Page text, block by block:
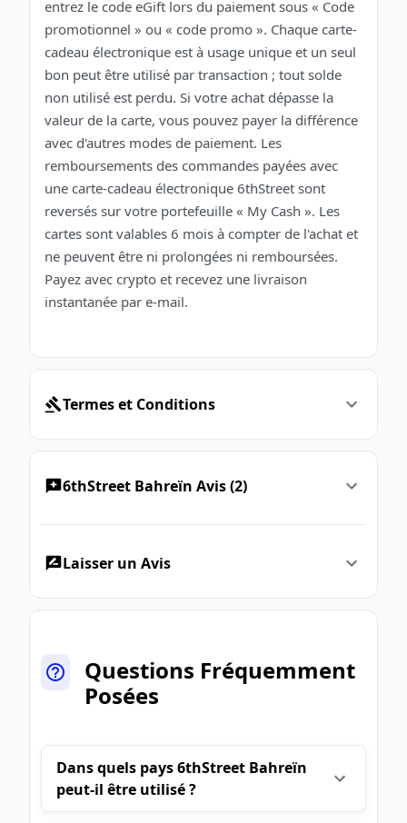
entrez le code eGift lors du paiement sous « Code
promotionnel » ou « code promo ». Chaque carte-
cadeau électronique est à usage unique et un seul
bon peut être utilisé par transaction ; tout solde
non utilisé est perdu. Si votre achat dépasse la
valeur de la carte, vous pouvez payer la différence
avec d'autres modes de paiement. Les
remboursements des commandes payées avec
une carte-cadeau électronique 6thStreet sont
reversés sur votre portefeuille « My Cash ». Les
cartes sont valables 6 mois à compter de l'achat et
ne peuvent être ni prolongées ni remboursées.
Payez avec crypto et recevez une livraison
instantanée par e-mail.
Termes et Conditions
6thStreet Bahreïn Avis (2)
Laisser un Avis
Questions Fréquemment
Posées
Dans quels pays 6thStreet Bahreïn
peut-il être utilisé ?